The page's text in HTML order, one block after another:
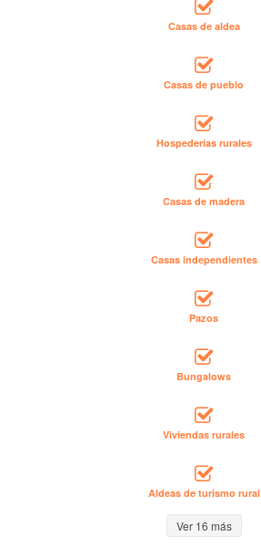
Casas de aldea
Casas de pueblo
Hospederías rurales
Casas de madera
Casas independientes
Pazos
Bungalows
Viviendas rurales
Aldeas de turismo rural
Ver 16 más